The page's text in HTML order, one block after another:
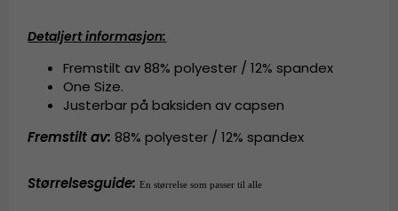
Detaljert informasjon:
Fremstilt av 88% polyester / 12% spandex
One Size.
Justerbar på baksiden av capsen
Fremstilt av: 88% polyester / 12% spandex
Størrelsesguide: En størrelse som passer til alle